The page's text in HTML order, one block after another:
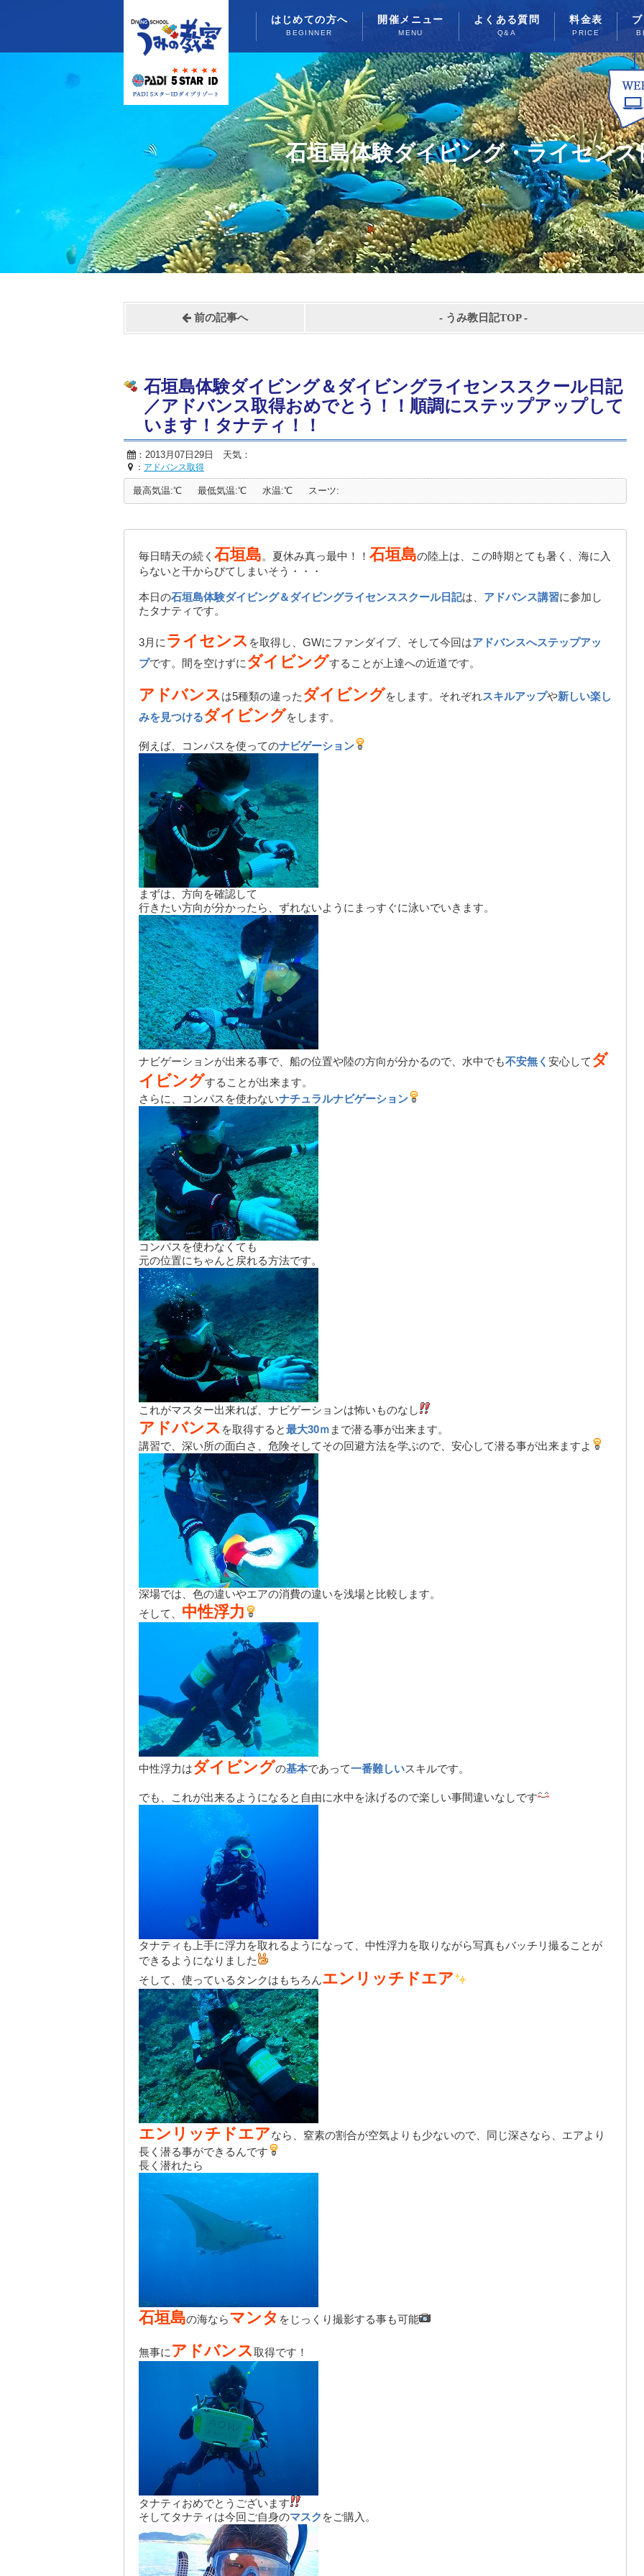
はじめての方へ
BEGINNER
開催メニュー
MENU
よくある質問
Q&A
料金表
PRICE
石垣島体験ダイビング・ライセンス
前の記事へ - うみ教日記TOP-
石垣島体験ダイビング＆ダイビングライセンススクール日記
／アドバンス取得おめでとう！！順調にステップアップして
います！タナティ！！
：2013月07日29日 天気：
： アドバンス取得
最高気温:℃ 最低気温:℃ 水温:℃ スーツ:
毎日晴天の続く 石垣島。夏休み真っ最中！！ 石垣島の陸上は、この時期とても暑く、海に入
らないと干からびてしまいそう・・・
本日の石垣島体験ダイビング＆ダイビングライセンススクール日記は、 アドバンス講習に参加し
たタナティです。
3月に ライセンス を取得し、GWにファンダイブ、そして今回はアドバンスへステップアッ
プです。間を空けずに ダイビングすることが上達への近道です。
アドバンス は5種類の違った ダイビングをします。それぞれスキルアップや新しい楽し
みを見つけるダイビングをします。
例えば、コンパスを使ってのナビゲーション
まずは、方向を確認して
行きたい方向が分かったら、ずれないようにまっすぐに泳いでいきます。
ナビゲーションが出来る事で、船の位置や陸の方向が分かるので、水中でも不安無く 安心して ダ
イビングすることが出来ます。
さらに、コンパスを使わないナチュラルナビゲーション
コンパスを使わなくても
元の位置にちゃんと戻れる方法です。
これがマスター出来れば、ナビゲーションは怖いものなし
アドバンス を取得すると最大30ｍ まで潜る事が出来ます。
講習で、深い所の面白さ、危険そしてその回避方法を学ぶので、安心して潜る事が出来ますよ
深場では、色の違いやエアの消費の違いを浅場と比較します。
そして、 中性浮力
中性浮力はダイビングの基本であって一番難しいスキルです。
でも、これが出来るようになると自由に水中を泳げるので楽しい事間違いなしです
タナティも上手に浮力を取れるようになって、中性浮力を取りながら写真もバッチリ撮ることが
できるようになりました
そして、使っているタンクはもちろんエンリッチドエア
エンリッチドエアなら、窒素の割合が空気よりも少ないので、同じ深さなら、エアより
長く潜る事ができるんです
長く潜れたら
石垣島の海ならマンタ をじっくり撮影する事も可能
無事に アドバンス取得です！
タナティおめでとうございます
そしてタナティは今回ご自身のマスク をご購入。